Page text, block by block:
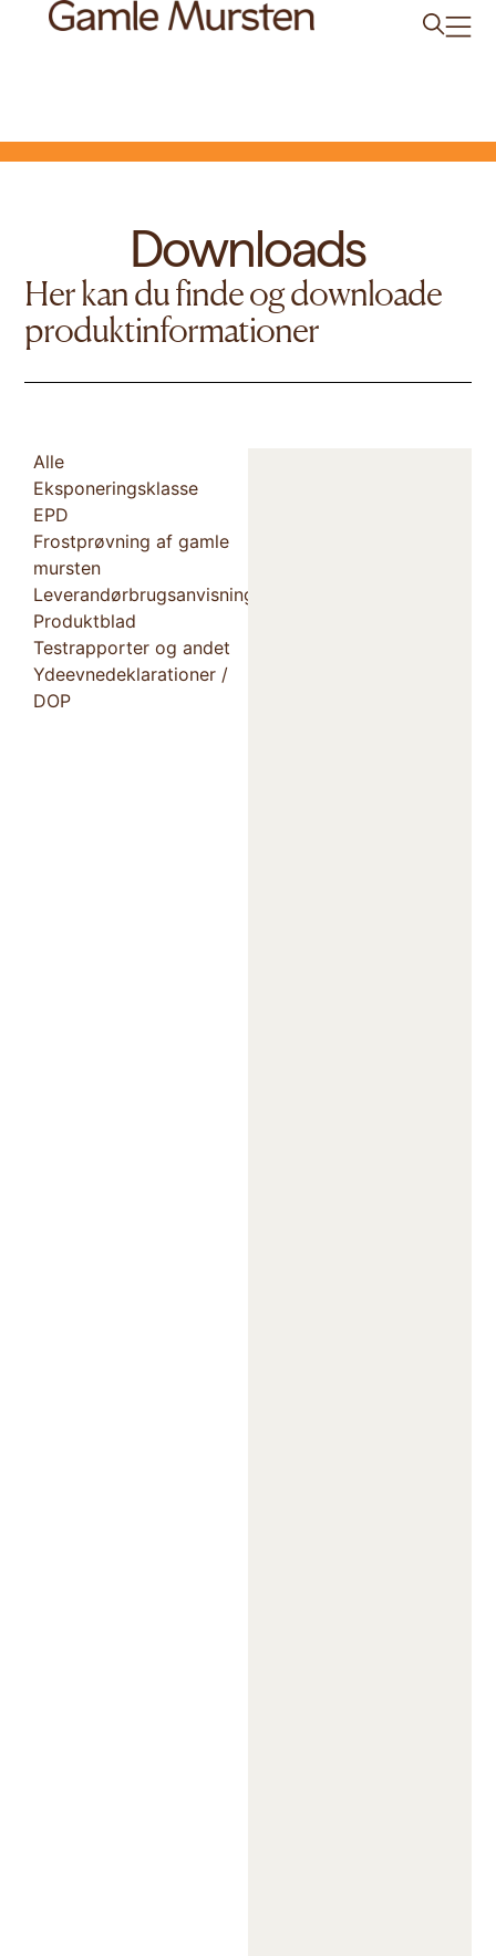
Downloads
Her kan du finde og downloade
produktinformationer
Alle
Eksponeringsklasse
EPD
Frostprøvning af gamle
mursten
Leverandørbrugsanvisning
Produktblad
Testrapporter og andet
Ydeevnedeklarationer /
DOP